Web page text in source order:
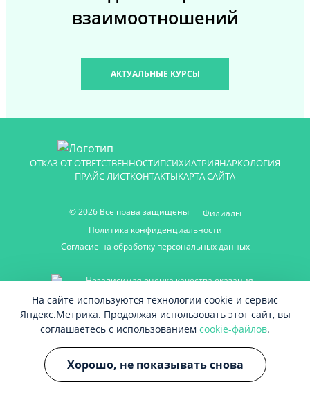
взаимоотношений
АКТУАЛЬНЫЕ КУРСЫ
ОТКАЗ ОТ ОТВЕТСТВЕННОСТИПСИХИАТРИЯНАРКОЛОГИЯ
ПРАЙС ЛИСТКОНТАКТЫКАРТА САЙТА
© 2026 Все права защищены
Филиалы
Политика конфиденциальности
Согласие на обработку персональных данных
Независимая оценка качества оказания
участвовать в голосовании
Способы оплаты
На сайте используются технологии cookie и сервис
Яндекс.Метрика. Продолжая использовать этот сайт, вы
соглашаетесь с использованием cookie-файлов.
Хорошо, не показывать снова